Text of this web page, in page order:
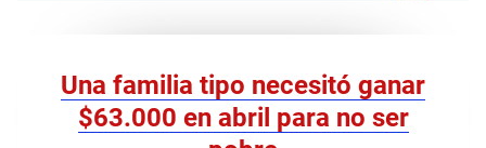
Una familia tipo necesitó ganar
$63.000 en abril para no ser